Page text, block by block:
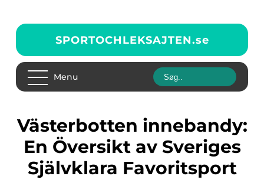
SPORTOCHLEKSAJTEN.se
Menu
Västerbotten innebandy:
En Översikt av Sveriges
Självklara Favoritsport